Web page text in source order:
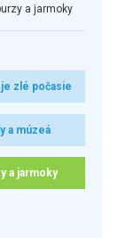
a jarmoky
zlé počasie
a múzeá
a jarmoky